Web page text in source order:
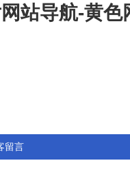
站导航-黄
留言